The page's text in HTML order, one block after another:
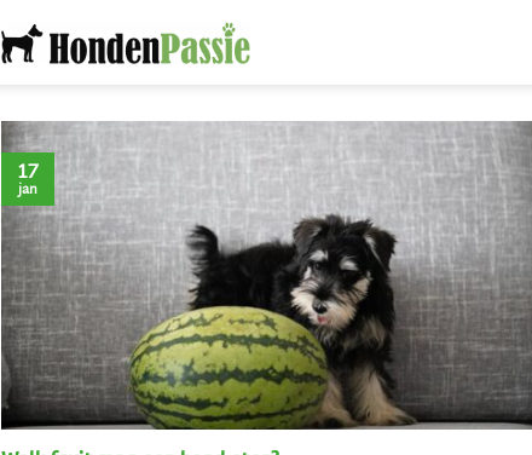
17
jan